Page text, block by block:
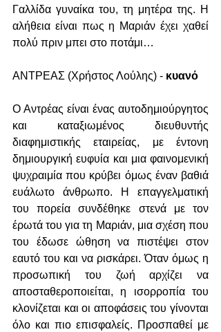
Γαλλίδα γυναίκα του, τη μητέρα της. Η
αλήθεια είναι πως η Μαριάν έχει χαθεί
πολύ πριν μπει στο ποτάμι…
ΑΝΤΡΕΑΣ (Χρήστος Λούλης) - κυανό
Ο Αντρέας είναι ένας αυτοδημιούργητος
και καταξιωμένος διευθυντής
διαφημιστικής εταιρείας, με έντονη
δημιουργική ευφυία και μια φαινομενική
ψυχραιμία που κρύβει όμως έναν βαθιά
ευάλωτο άνθρωπο. Η επαγγελματική
του πορεία συνδέθηκε στενά με τον
έρωτά του για τη Μαριάν, μια σχέση που
του έδωσε ώθηση να πιστέψει στον
εαυτό του και να ρισκάρει. Όταν όμως η
προσωπική του ζωή αρχίζει να
αποσταθεροποιείται, η ισορροπία του
κλονίζεται και οι αποφάσεις του γίνονται
όλο και πιο επισφαλείς. Προσπαθεί με